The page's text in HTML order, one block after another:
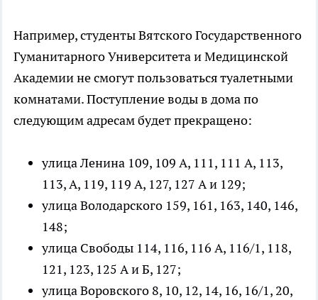
Например, студенты Вятского Государственного
Гуманитарного Университета и Медицинской
Академии не смогут пользоваться туалетными
комнатами. Поступление воды в дома по
следующим адресам будет прекращено:
улица Ленина 109, 109 А, 111, 111 А, 113,
113, А, 119, 119 А, 127, 127 А и 129;
улица Володарского 159, 161, 163, 140, 146,
148;
улица Свободы 114, 116, 116 А, 116/1, 118,
121, 123, 125 А и Б, 127;
улица Воровского 8, 10, 12, 14, 16, 16/1, 20,